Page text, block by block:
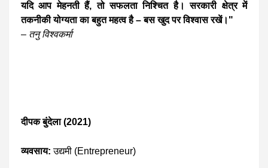
यदि आप मेहनती हैं, तो सफलता निश्चित है। सरकारी क्षेत्र में
तकनीकी योग्यता का बहुत महत्व है – बस खुद पर विश्वास रखें।"
– तनु विश्वकर्मा
दीपक बुंदेला (2021)
व्यवसाय: उद्यमी (Entrepreneur)